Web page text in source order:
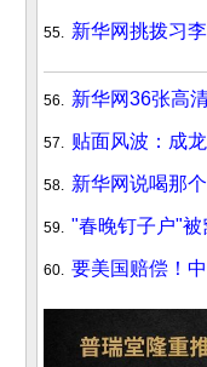
55. 新华网挑拨习
56. 新华网36张高
57. 贴面风波：成
58. 新华网说喝那
59. "春晚钉子户"
60. 要美国赔偿！